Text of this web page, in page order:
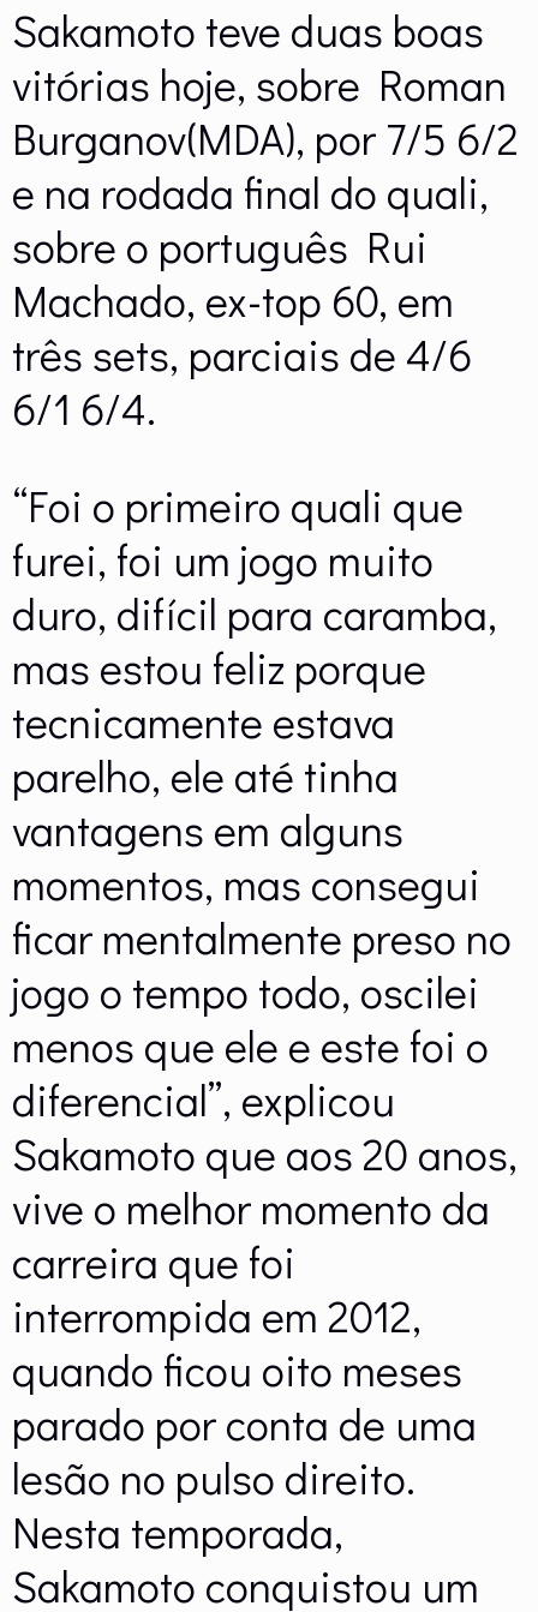
Sakamoto teve duas boas
vitórias hoje, sobre Roman
Burganov(MDA), por 7/5 6/2
e na rodada final do quali,
sobre o português Rui
Machado, ex-top 60, em
três sets, parciais de 4/6
6/1 6/4.
“Foi o primeiro quali que
furei, foi um jogo muito
duro, difícil para caramba,
mas estou feliz porque
tecnicamente estava
parelho, ele até tinha
vantagens em alguns
momentos, mas consegui
ficar mentalmente preso no
jogo o tempo todo, oscilei
menos que ele e este foi o
diferencial”, explicou
Sakamoto que aos 20 anos,
vive o melhor momento da
carreira que foi
interrompida em 2012,
quando ficou oito meses
parado por conta de uma
lesão no pulso direito.
Nesta temporada,
Sakamoto conquistou um